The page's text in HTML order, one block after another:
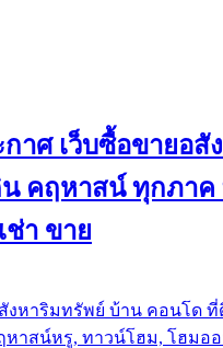
าศ เว็บซื้อขายอ
คฤหาสน์ ทุกภา
า ขาย
งหาริมทรัพย์ บ้าน คอนโด
าสน์หรู, ทาวน์โฮม, โฮมอ